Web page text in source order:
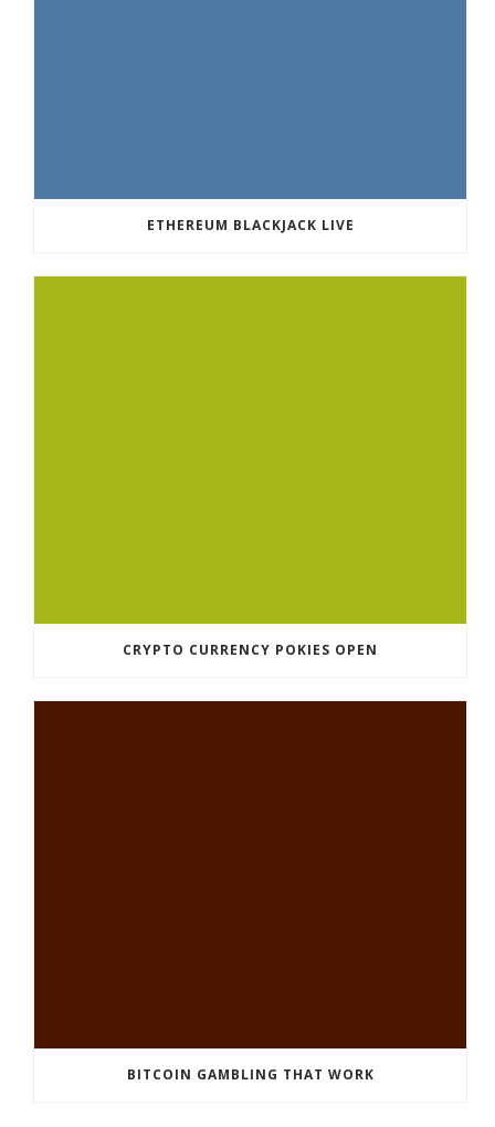
ETHEREUM BLACKJACK LIVE
CRYPTO CURRENCY POKIES OPEN
BITCOIN GAMBLING THAT WORK